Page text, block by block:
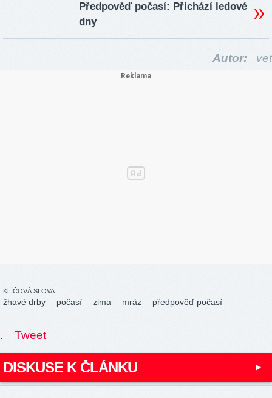
Předpověď počasí: Přichází ledové
dny
Autor: vet
KLÍČOVÁ SLOVA:
žhavé drby počasí zima mráz předpověď počasí
. Tweet
DISKUSE K ČLÁNKU